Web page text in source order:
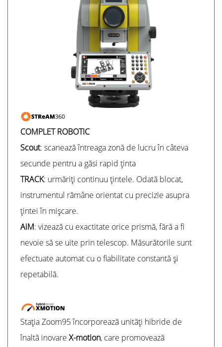
COMPLET ROBOTIC
Scout: scanează întreaga zonă de lucru în câteva
secunde pentru a găsi rapid ținta
TRACK: urmăriți continuu țintele. Odată blocat,
instrumentul rămâne orientat cu precizie asupra
țintei în mișcare.
AiM: vizează cu exactitate orice prismă, fără a fi
nevoie să se uite prin telescop. Măsurătorile sunt
efectuate automat cu o fiabilitate constantă și
repetabilă.
Stația Zoom95 încorporează unități hibride de
înaltă inovare X-motion, care promovează